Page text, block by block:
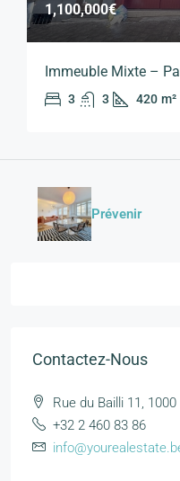
1,100,000€
Immeuble Mixte –
3 3 420 m²
Prévenir
Contactez-Nous
Rue du Bailli 11,
+32 2 460 83 86